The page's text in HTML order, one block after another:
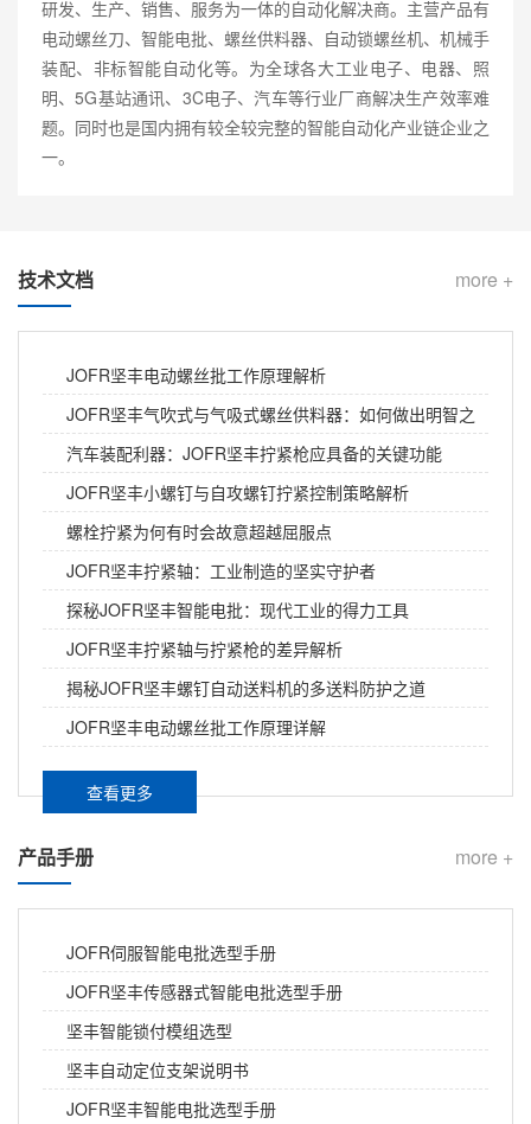
研发、生产、销售、服务为一体的自动化解决商。主营产品有
电动螺丝刀、智能电批、螺丝供料器、自动锁螺丝机、机械手
装配、非标智能自动化等。为全球各大工业电子、电器、照
明、5G基站通讯、3C电子、汽车等行业厂商解决生产效率难
题。同时也是国内拥有较全较完整的智能自动化产业链企业之
一。
more +
技术文档
JOFR坚丰电动螺丝批工作原理解析
JOFR坚丰气吹式与气吸式螺丝供料器：如何做出明智之
选
汽车装配利器：JOFR坚丰拧紧枪应具备的关键功能
JOFR坚丰小螺钉与自攻螺钉拧紧控制策略解析
螺栓拧紧为何有时会故意超越屈服点
JOFR坚丰拧紧轴：工业制造的坚实守护者
探秘JOFR坚丰智能电批：现代工业的得力工具
JOFR坚丰拧紧轴与拧紧枪的差异解析
揭秘JOFR坚丰螺钉自动送料机的多送料防护之道
JOFR坚丰电动螺丝批工作原理详解
查看更多
more +
产品手册
JOFR伺服智能电批选型手册
JOFR坚丰传感器式智能电批选型手册
坚丰智能锁付模组选型
坚丰自动定位支架说明书
JOFR坚丰智能电批选型手册
在3C电子、汽车电子和家电组装的生产线上，有一个长
期被低估却又频繁“掉链子”的环节——螺钉供料。 很多
工厂投入巨资引进了高速自动锁螺丝机、协作机器人，
却发现瓶颈根本不在于锁付速度，而在于前端的上料环
节：微小型螺钉在振动盘中卡住、叠料、送钉不及时，
导致整条产线频繁停机清理，OEE（设备综合效率）大
打折扣。 坚丰电子深耕精密装配领域多年，其推出的转
盘式供钉机与智能供料系统，正是为了解决这一长期困
扰行业的“上料之痛”。...
汽车座椅，看似简单的一个总成，却是整车安全系统中
最关键的被动安全件之一。 滑轨螺栓扭矩不足，急刹车
时座椅可能移位； 调角器螺钉滑牙，碰撞时靠背可能突
然倾倒； 气囊感应器固定螺丝漏拧，安全系统可能失
灵…… 一颗螺丝的装配缺陷，足以让整辆车的安全性归
零。 正因如此，汽车座椅装配对拧紧防错的要求，堪称
在汽车座椅装配中，究竟设置了哪些防错关卡？...
在家电行业规模化生产中，高节拍产线是保障产能的核
与稳定性直接影响产品质量和生产节奏。然而，面对空
来的阵痛。...
面向零缺陷制造的智能拧紧方案：坚丰如何构建可追溯的质量闭环
在离散制造领域，螺纹连接作为最普遍的紧固方式，其
质量直接决定产品的可靠性与安全性。然而，传统拧紧
工艺长期面临三大核心矛盾：扭矩控制的离散性、过程
数据的不可追溯性、以及质量异常的滞后响应性。...
自动锁螺丝机报价一般多少，水分在哪？避坑参考
本文梳理自动锁螺丝机行业报价区间及四类常见报价水